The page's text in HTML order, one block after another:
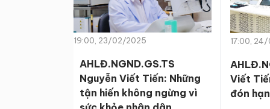
19:00, 23/02/2025
AHLĐ.NGND.GS.TS
Nguyễn Viết Tiến: Những
tận hiến không ngừng vì
17:00,
Viết
đón